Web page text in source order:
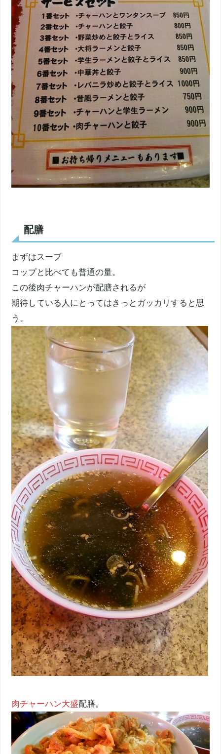
配膳
まずはスープ
コップと比べても普通の量。
この後肉チャーハンが配膳されるが
期待している人にとってはきっとガッカリすると思
う。
肉チャーハン大盛配膳。